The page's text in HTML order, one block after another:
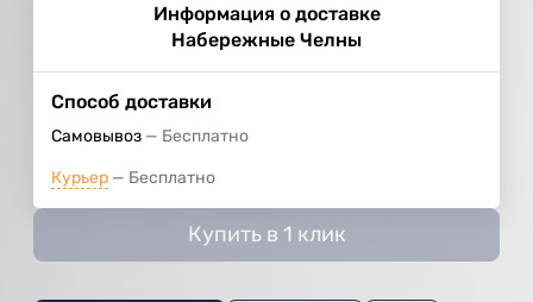
Информация о доставке
Набережные Челны
Способ доставки
Самовывоз Бесплатно
Курьер Бесплатно
Купить в 1 клик